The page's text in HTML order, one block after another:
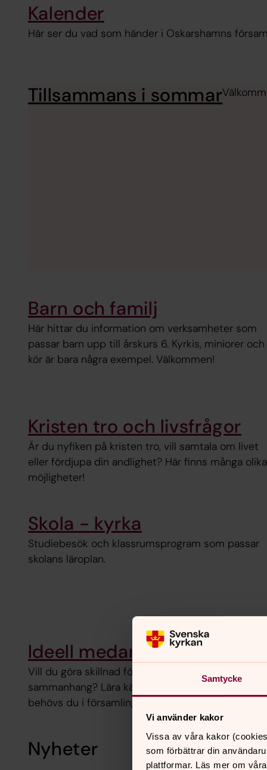
Samtycke
Vi använder kakor
Vissa av våra kakor
som förbättrar din
plattformar. Läs mer om
Kalender
Här ser du vad som händer i Oskarshamns
Tillsammans i sommar
Barn och familj
Här hittar du information om verksamheter som
passar barn upp till årskurs 6. Kyrkis, miniorer och
kör är bara några exempel. Välkommen!
Kristen tro och livsfrågor
Är du nyfiken på kristen tro, vill samtala om livet
eller fördjupa din andlighet? Här finns många olika
möjligheter!
Skola - kyrka
Studiebesök och klassrumsprogram som passar
skolans läroplan.
Ideell medarbetare
Vill du göra skillnad för någon? Göra en insats i
sammanhang? Lära känna nya människor eller
behövs du i församlingsarbetet!
Nyheter